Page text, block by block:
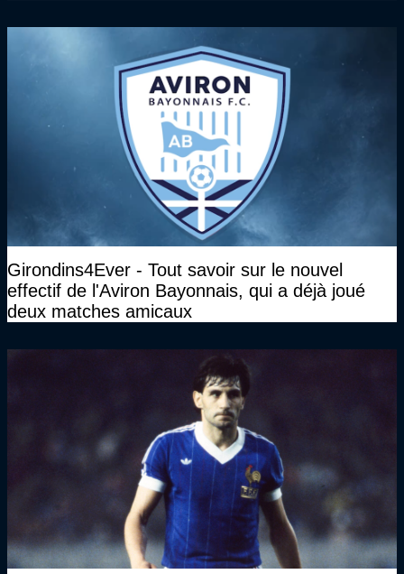
Girondins4Ever - Tout savoir sur le nouvel
effectif de l'Aviron Bayonnais, qui a déjà joué
deux matches amicaux